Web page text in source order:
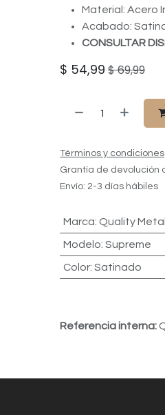
Material: Acero
Acabado:
CONSULTAR
$ 54,99 $69,99
Términos y condiciones
Grantía de devolución
Envío: 2-3 días hábiles
Marca: Quality Metal
Modelo: Supreme
Color: Satinado
Referencia interna: